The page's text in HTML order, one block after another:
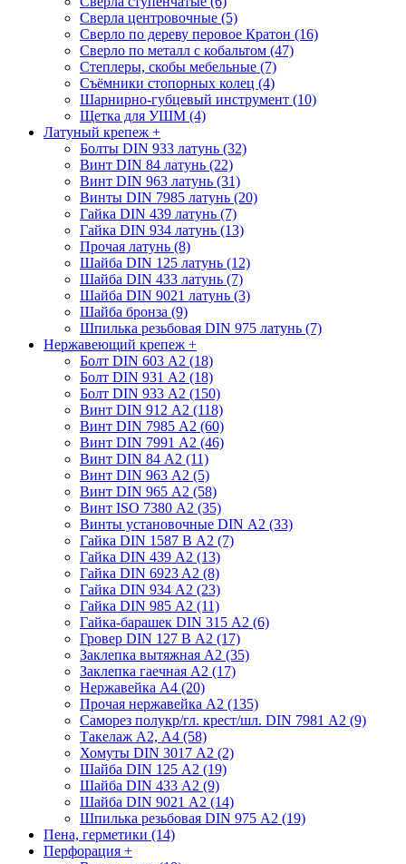
Сверла центровочные (5)
Сверло по дереву перовое Кратон (16)
Сверло по металл с кобальтом (47)
Степлеры, скобы мебельные (7)
Съёмники стопорных колец (4)
Шарнирно-губцевый инструмент (10)
Щетка для УШМ (4)
Латуный крепеж +
Болты DIN 933 латунь (32)
Винт DIN 84 латунь (22)
Винт DIN 963 латунь (31)
Винты DIN 7985 латунь (20)
Гайка DIN 439 латунь (7)
Гайка DIN 934 латунь (13)
Прочая латунь (8)
Шайба DIN 125 латунь (12)
Шайба DIN 433 латунь (7)
Шайба DIN 9021 латунь (3)
Шайба бронза (9)
Шпилька резьбовая DIN 975 латунь (7)
Нержавеющий крепеж +
Болт DIN 603 А2 (18)
Болт DIN 931 А2 (18)
Болт DIN 933 А2 (150)
Винт DIN 912 А2 (118)
Винт DIN 7985 А2 (60)
Винт DIN 7991 А2 (46)
Винт DIN 84 А2 (11)
Винт DIN 963 А2 (5)
Винт DIN 965 А2 (58)
Винт ISO 7380 А2 (35)
Винты установочные DIN А2 (33)
Гайка DIN 1587 В А2 (7)
Гайка DIN 439 А2 (13)
Гайка DIN 6923 A2 (8)
Гайка DIN 934 А2 (23)
Гайка DIN 985 А2 (11)
Гайка-барашек DIN 315 А2 (6)
Гровер DIN 127 В А2 (17)
Заклепка вытяжная А2 (35)
Заклепка гаечная А2 (17)
Нержавейка А4 (20)
Прочая нержавейка А2 (135)
Саморез полукр/гл. крест/шл. DIN 7981 А2 (9)
Такелаж А2, А4 (58)
Хомуты DIN 3017 А2 (2)
Шайба DIN 125 А2 (19)
Шайба DIN 433 А2 (9)
Шайба DIN 9021 А2 (14)
Шпилька резьбовая DIN 975 А2 (19)
Пена, герметики (14)
Перфорация +